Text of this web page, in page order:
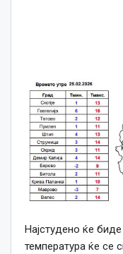
Најстудено ќе
температура ќе се